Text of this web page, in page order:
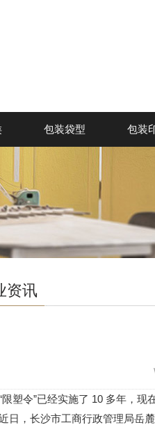
包装袋型 包装
资讯
令”已经实施了 10 多年，现在
，长沙市工商行政管理局岳麓